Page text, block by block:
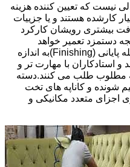
نیست که تعیین کننده هزینه
کارشده هستند و یا جزییات
بیشتری رویشان کارکرد
دستمزد تعمیر خواهد
بود.برخی کارهای ظریف تر در مرحله پایانی (Finishing)به اندازه
استادکاران با مهارت تر و
مطلوب طلب می کنند.دسته
شونده و کاناپه های تخت
اجزای متعدد مکانیکی و